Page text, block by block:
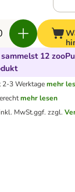
12
2-3 Werktage mehr
mehr lesen
MwSt.ggf. zzgl.